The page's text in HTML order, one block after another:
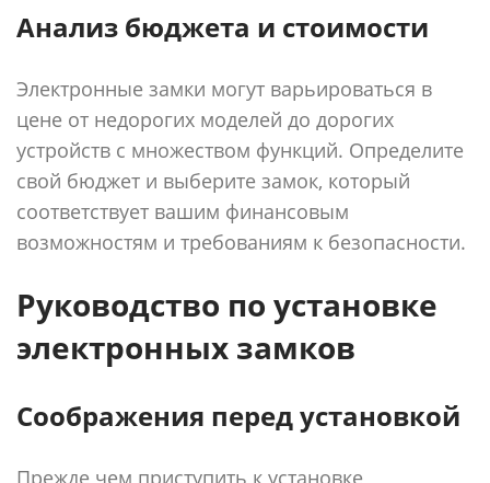
Анализ бюджета и стоимости
Электронные замки могут варьироваться в
цене от недорогих моделей до дорогих
устройств с множеством функций. Определите
свой бюджет и выберите замок, который
соответствует вашим финансовым
возможностям и требованиям к безопасности.
Руководство по установке
электронных замков
Соображения перед установкой